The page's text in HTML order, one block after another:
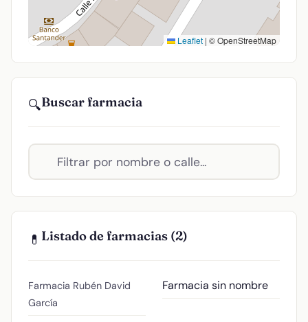
Leaflet | © OpenStreetMap
🔍Buscar farmacia
💊 Listado de farmacias (2)
Farmacia Rubén David
García
Farmacia sin nombre